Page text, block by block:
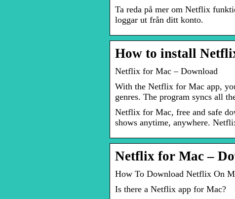
Ta reda på mer om Netflix
loggar ut från ditt konto.
How to install
Netflix for Mac – Download
With the Netflix for Mac app,
genres. The program syncs all
Netflix for Mac, free and safe
shows anytime, anywhere.
Netflix for Mac –
How To Download Netflix On
Is there a Netflix app for Mac?